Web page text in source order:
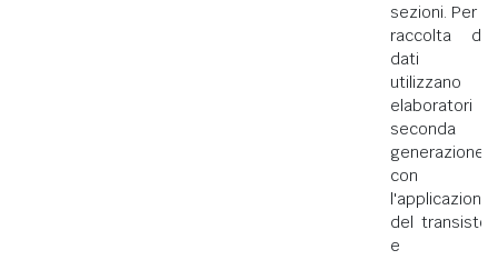
sezioni. Per la
raccolta dei
dati si
utilizzano
elaboratori di
seconda
generazione
con
l'applicazione
del transistor
e